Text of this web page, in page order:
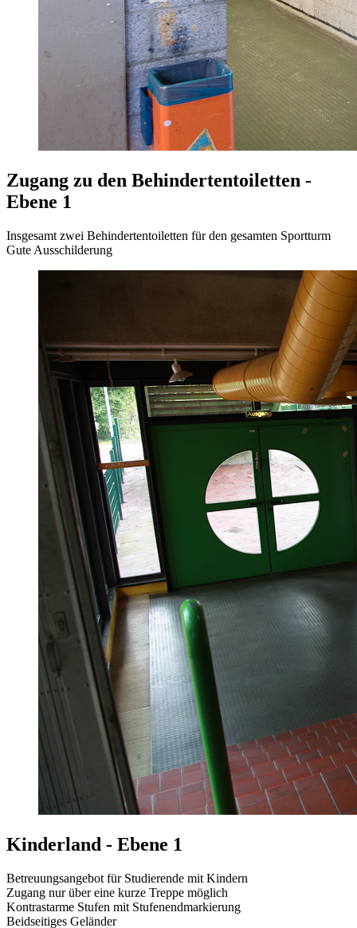
Zugang zu den Behindertentoiletten -
Ebene 1
Insgesamt zwei Behindertentoiletten für den gesamten Sportturm
Gute Ausschilderung
Kinderland - Ebene 1
Betreuungsangebot für Studierende mit Kindern
Zugang nur über eine kurze Treppe möglich
Kontrastarme Stufen mit Stufenendmarkierung
Beidseitiges Geländer